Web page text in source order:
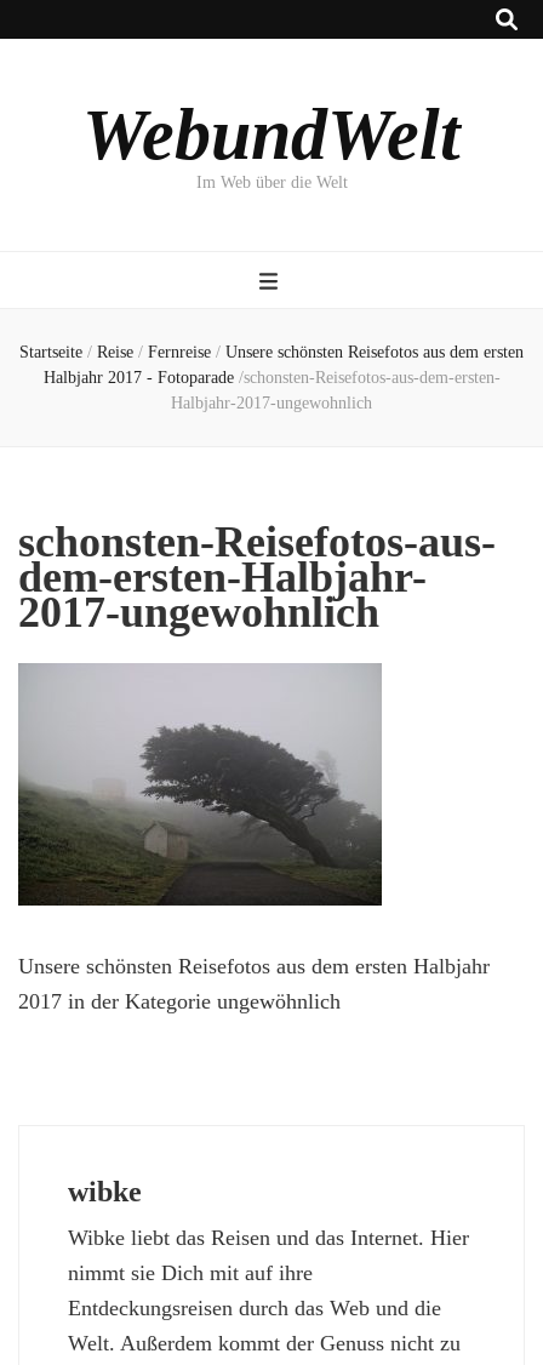
WebundWelt
Im Web über die Welt
Startseite / Reise / Fernreise / Unsere schönsten Reisefotos aus dem ersten
Halbjahr 2017 - Fotoparade /schonsten-Reisefotos-aus-dem-ersten-
Halbjahr-2017-ungewohnlich
schonsten-Reisefotos-aus-
dem-ersten-Halbjahr-
2017-ungewohnlich
Unsere schönsten Reisefotos aus dem ersten Halbjahr
2017 in der Kategorie ungewöhnlich
wibke
Wibke liebt das Reisen und das Internet. Hier
nimmt sie Dich mit auf ihre
Entdeckungsreisen durch das Web und die
Welt. Außerdem kommt der Genuss nicht zu